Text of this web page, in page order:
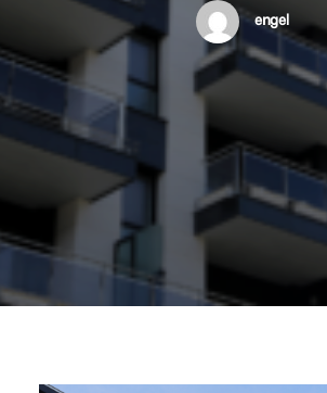
engel